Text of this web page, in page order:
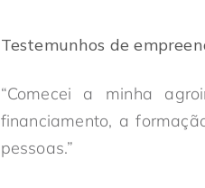
Testemunhos de
“Comecei a minha
financiamento, a
pessoas.”